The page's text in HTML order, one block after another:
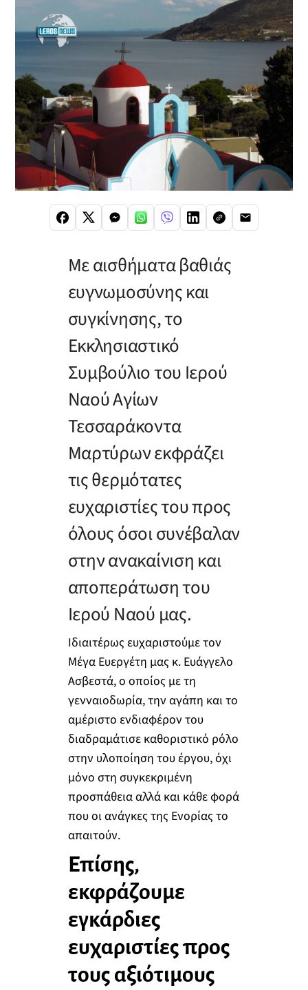
Με αισθήματα βαθιάς
ευγνωμοσύνης και
συγκίνησης, το
Εκκλησιαστικό
Συμβούλιο του Ιερού
Ναού Αγίων
Τεσσαράκοντα
Μαρτύρων εκφράζει
τις θερμότατες
ευχαριστίες του προς
όλους όσοι συνέβαλαν
στην ανακαίνιση και
αποπεράτωση του
Ιερού Ναού μας.
Ιδιαιτέρως ευχαριστούμε τον
Μέγα Ευεργέτη μας κ. Ευάγγελο
Ασβεστά, ο οποίος με τη
γενναιοδωρία, την αγάπη και το
αμέριστο ενδιαφέρον του
διαδραμάτισε καθοριστικό ρόλο
στην υλοποίηση του έργου, όχι
μόνο στη συγκεκριμένη
προσπάθεια αλλά και κάθε φορά
που οι ανάγκες της Ενορίας το
απαιτούν.
Επίσης,
εκφράζουμε
εγκάρδιες
ευχαριστίες προς
τους αξιότιμους